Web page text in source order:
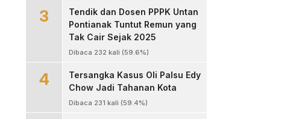
3
Tendik dan Dosen PPPK Untan
Pontianak Tuntut Remun yang
Tak Cair Sejak 2025
Dibaca 232 kali (59.6%)
4
Tersangka Kasus Oli Palsu Edy
Chow Jadi Tahanan Kota
Dibaca 231 kali (59.4%)